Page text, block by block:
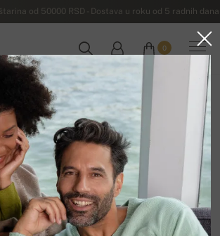
od 50000 RSD - Dostava u roku od 5 radnih
0
ženski džemperi od kašmira
od kašmira